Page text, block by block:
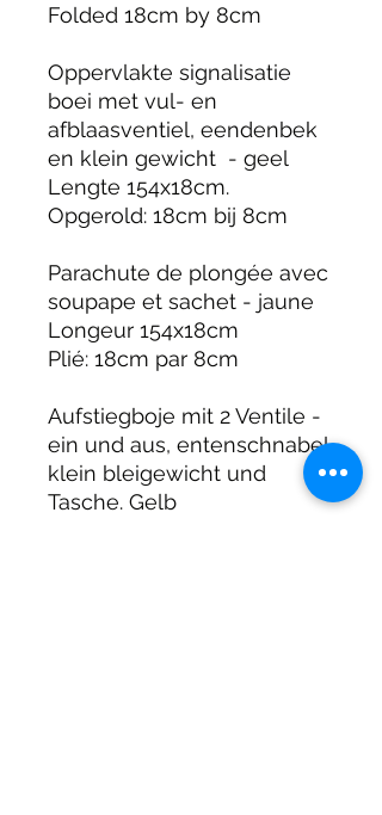
Folded 18cm by 8cm
Oppervlakte signalisatie
boei met vul- en
afblaasventiel, eendenbek
en klein gewicht - geel
Lengte 154x18cm.
Opgerold: 18cm bij 8cm
Parachute de plongée avec
soupape et sachet - jaune
Longeur 154x18cm
Plié: 18cm par 8cm
Aufstiegboje mit 2 Ventile -
ein und aus, entenschnabel,
klein bleigewicht und
Tasche. Gelb